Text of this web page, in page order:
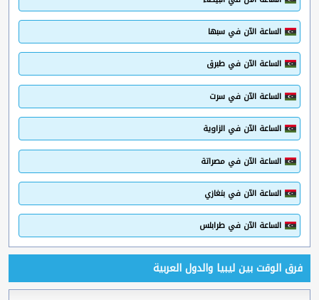
الساعة الآن في سبها
الساعة الآن في طبرق
الساعة الآن في سرت
الساعة الآن في الزاوية
الساعة الآن في مصراتة
الساعة الآن في بنغازي
الساعة الآن في طرابلس
فرق الوقت بين ليبيا والدول العربية